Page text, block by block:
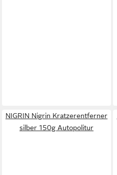
NIGRIN Nigrin Kratzerentferner
silber 150g Autopolitur